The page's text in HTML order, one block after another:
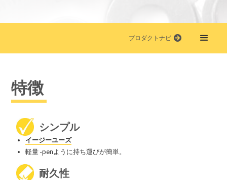
プロダクトナビ
特徴
シンプル
イージーユーズ
軽量 -penように持ち運びが簡単。
耐久性